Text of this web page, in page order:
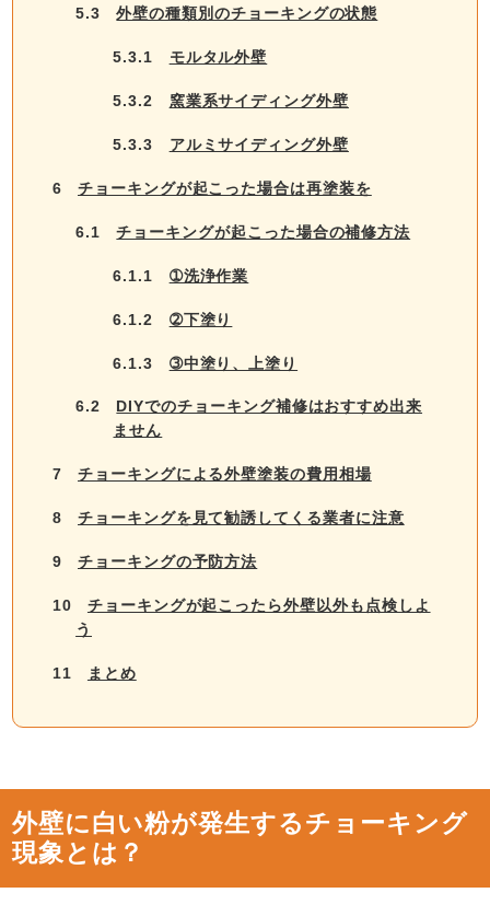
5.3 外壁の種類別のチョーキングの状態
5.3.1 モルタル外壁
5.3.2 窯業系サイディング外壁
5.3.3 アルミサイディング外壁
6 チョーキングが起こった場合は再塗装を
6.1 チョーキングが起こった場合の補修方法
6.1.1 ➀洗浄作業
6.1.2 ➁下塗り
6.1.3 ➂中塗り、上塗り
6.2
DIYでのチョーキング補修はおすすめ出来
ません
7 チョーキングによる外壁塗装の費用相場
8 チョーキングを見て勧誘してくる業者に注意
9 チョーキングの予防方法
10
チョーキングが起こったら外壁以外も点検しよ
う
11 まとめ
外壁に白い粉が発生するチョーキング
現象とは？